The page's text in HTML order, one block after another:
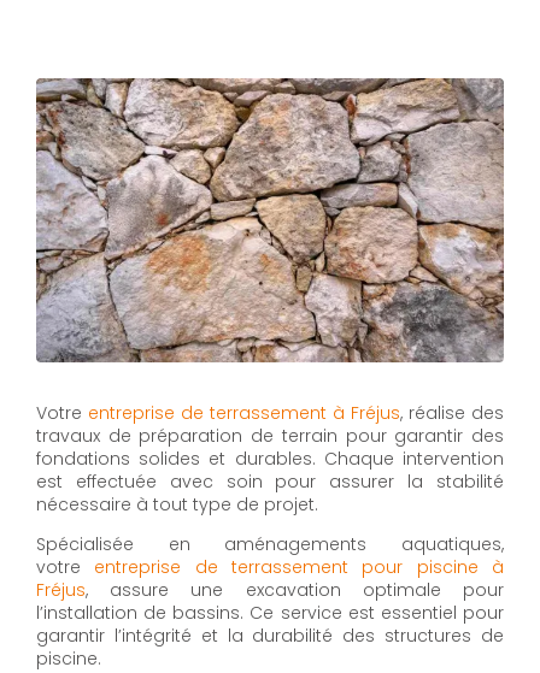
Votre entreprise de terrassement à Fréjus, réalise des
travaux de préparation de terrain pour garantir des
fondations solides et durables. Chaque intervention
est effectuée avec soin pour assurer la stabilité
nécessaire à tout type de projet.
Spécialisée en aménagements aquatiques,
votre entreprise de terrassement pour piscine à
Fréjus, assure une excavation optimale pour
l’installation de bassins. Ce service est essentiel pour
garantir l’intégrité et la durabilité des structures de
piscine.